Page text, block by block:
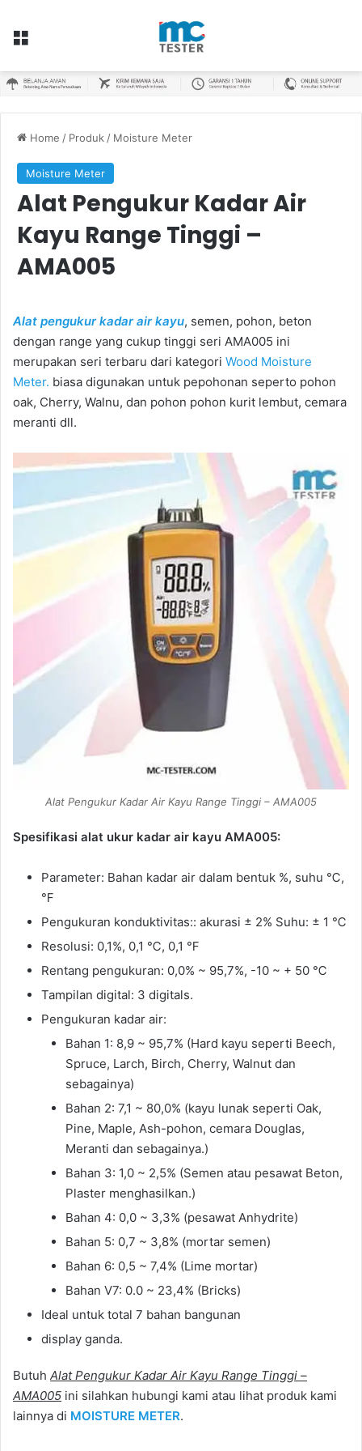
Menu
Home / Produk / Moisture Meter
Moisture Meter
Alat Pengukur Kadar Air
Kayu Range Tinggi –
AMA005
Alat pengukur kadar air kayu, semen, pohon, beton
dengan range yang cukup tinggi seri AMA005 ini
merupakan seri terbaru dari kategori Wood Moisture
Meter. biasa digunakan untuk pepohonan seperto pohon
oak, Cherry, Walnu, dan pohon pohon kurit lembut, cemara
meranti dll.
Alat Pengukur Kadar Air Kayu Range Tinggi – AMA005
Spesifikasi alat ukur kadar air kayu AMA005:
Parameter: Bahan kadar air dalam bentuk %, suhu ℃,
℉
Pengukuran konduktivitas:: akurasi ± 2% Suhu: ± 1 ℃
Resolusi: 0,1%, 0,1 ℃, 0,1 ℉
Rentang pengukuran: 0,0% ~ 95,7%, -10 ~ + 50 ℃
Tampilan digital: 3 digitals.
Pengukuran kadar air:
Bahan 1: 8,9 ~ 95,7% (Hard kayu seperti Beech,
Spruce, Larch, Birch, Cherry, Walnut dan
sebagainya)
Bahan 2: 7,1 ~ 80,0% (kayu lunak seperti Oak,
Pine, Maple, Ash-pohon, cemara Douglas,
Meranti dan sebagainya.)
Bahan 3: 1,0 ~ 2,5% (Semen atau pesawat Beton,
Plaster menghasilkan.)
Bahan 4: 0,0 ~ 3,3% (pesawat Anhydrite)
Bahan 5: 0,7 ~ 3,8% (mortar semen)
Bahan 6: 0,5 ~ 7,4% (Lime mortar)
Bahan V7: 0.0 ~ 23,4% (Bricks)
Ideal untuk total 7 bahan bangunan
display ganda.
Butuh Alat Pengukur Kadar Air Kayu Range Tinggi –
AMA005 ini silahkan hubungi kami atau lihat produk kami
lainnya di MOISTURE METER.